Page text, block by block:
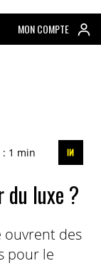
MON COMPTE
1 min
du luxe ?
ouvrent des
pour le